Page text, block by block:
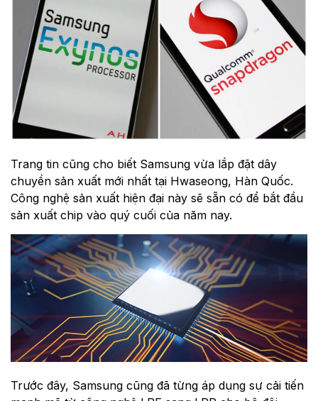
Trang tin cũng cho biết Samsung vừa lắp đặt dây
chuyền sản xuất mới nhất tại Hwaseong, Hàn Quốc.
Công nghệ sản xuất hiện đại này sẽ sẵn có để bắt đầu
sản xuất chip vào quý cuối của năm nay.
Trước đây, Samsung cũng đã từng áp dụng sự cải tiến